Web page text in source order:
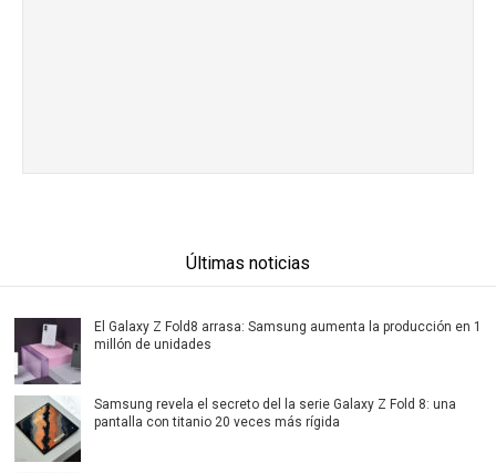
Últimas noticias
El Galaxy Z Fold8 arrasa: Samsung aumenta la producción en 1
millón de unidades
Samsung revela el secreto del la serie Galaxy Z Fold 8: una
pantalla con titanio 20 veces más rígida